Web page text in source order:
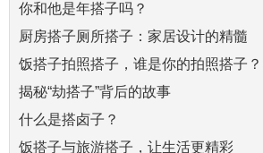
你和他是年搭子吗？
厨房搭子厕所搭子：家居设计的精髓
饭搭子拍照搭子，谁是你的拍照搭子？
揭秘“劫搭子”背后的故事
什么是搭卤子？
饭搭子与旅游搭子，让生活更精彩